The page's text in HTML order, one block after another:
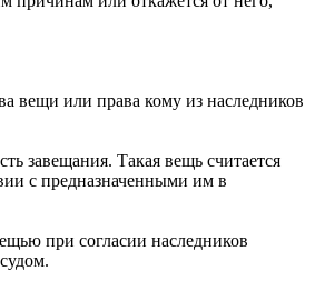
вещи или права кому из наследников
завещания. Такая вещь считается
с предназначенными им в
при согласии наследников